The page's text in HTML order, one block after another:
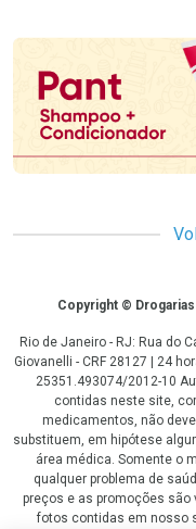
Promoção em
CopyrightCopyright ©
Rio de Janeiro - RJ: Rua do
Giovanelli - CRF 28127 | 24
25351.493074/2012-10
contidas neste site,
medicamentos, não
substituem, em hipótese
área médica. Somente o
qualquer problema de
preços e as promoções são
fotos contidas em nosso